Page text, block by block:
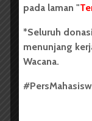
Redaksi
pada laman "
*Seluruh
menunjang
Wacana.